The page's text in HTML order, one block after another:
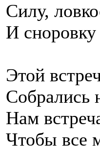
Силу,
И сноровку
Этой
Собрались
Нам
Чтобы все